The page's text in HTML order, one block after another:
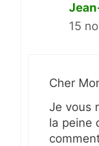
15
Cher
Je vous
la peine